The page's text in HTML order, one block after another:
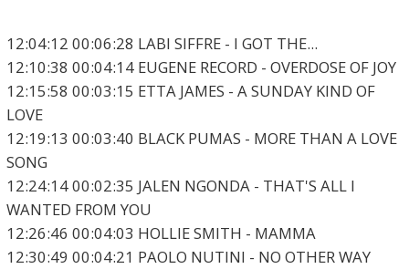
12:04:12 00:06:28 LABI SIFFRE - I GOT THE...
12:10:38 00:04:14 EUGENE RECORD - OVERDOSE OF JOY
12:15:58 00:03:15 ETTA JAMES - A SUNDAY KIND OF
LOVE
12:19:13 00:03:40 BLACK PUMAS - MORE THAN A LOVE
SONG
12:24:14 00:02:35 JALEN NGONDA - THAT'S ALL I
WANTED FROM YOU
12:26:46 00:04:03 HOLLIE SMITH - MAMMA
12:30:49 00:04:21 PAOLO NUTINI - NO OTHER WAY